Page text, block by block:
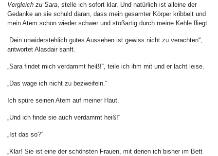
Vergleich zu Sara, stelle ich sofort klar. Und natürlich ist alleine der
Gedanke an sie schuld daran, dass mein gesamter Körper kribbelt und
mein Atem schon wieder schwer und stoßartig durch meine Kehle fliegt.
„Dein unwiderstehlich gutes Aussehen ist gewiss nicht zu verachten“,
antwortet Alasdair sanft.
„Sara findet mich verdammt heiß!“, teile ich ihm mit und er lacht leise.
„Das wage ich nicht zu bezweifeln.“
Ich spüre seinen Atem auf meiner Haut.
„Und ich finde sie auch verdammt heiß!“
„Ist das so?“
„Klar! Sie ist eine der schönsten Frauen, mit denen ich bisher im Bett